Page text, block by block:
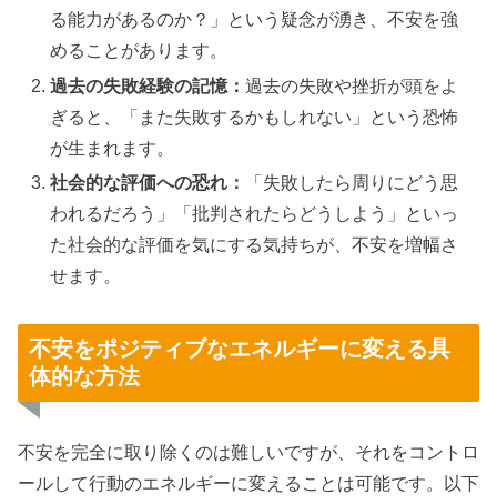
る能力があるのか？」という疑念が湧き、不安を強
めることがあります。
過去の失敗経験の記憶：過去の失敗や挫折が頭をよ
ぎると、「また失敗するかもしれない」という恐怖
が生まれます。
社会的な評価への恐れ：
「失敗したら周りにどう思
われるだろう」「批判されたらどうしよう」といっ
た社会的な評価を気にする気持ちが、不安を増幅さ
せます。
不安をポジティブなエネルギーに変える具
体的な方法
不安を完全に取り除くのは難しいですが、それをコントロ
ールして行動のエネルギーに変えることは可能です。以下